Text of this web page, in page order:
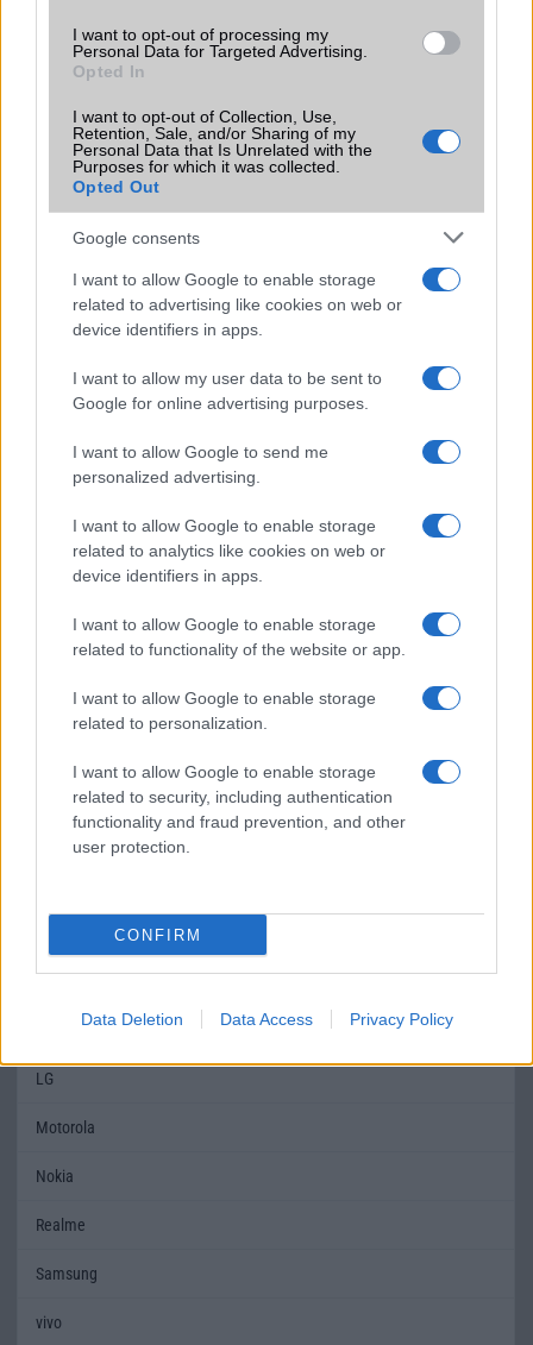
I want to opt-out of processing my
Personal Data for Targeted Advertising.
Opted In
I want to opt-out of Collection, Use,
Retention, Sale, and/or Sharing of my
Personal Data that Is Unrelated with the
Purposes for which it was collected.
Opted Out
Google consents
I want to allow Google to enable storage
related to advertising like cookies on web or
device identifiers in apps.
I want to allow my user data to be sent to
Google for online advertising purposes.
I want to allow Google to send me
personalized advertising.
I want to allow Google to enable storage
related to analytics like cookies on web or
device identifiers in apps.
I want to allow Google to enable storage
related to functionality of the website or app.
I want to allow Google to enable storage
related to personalization.
I want to allow Google to enable storage
related to security, including authentication
functionality and fraud prevention, and other
user protection.
CONFIRM
Data Deletion Data Access Privacy Policy
PowerPoint, PDF)
Iránytũ
Extrák Dolby mobile
EGYÉB
SIM típus nanoSIM
2
Flight mode Van
Terület Globális Globális
wireless charging.
Abban az esetben,
ha 2 SIM van, akkor 0
hely az NM
kártyának, mivel a 2.
kettõs funkciójú!
800 nits (normál),
1000 nits (csúcs)
Brand
Pro - emelt szintû és
felszereltségû
Pro - emelt szintû és
felszereltségû
Védelem IP68
Limited Edition Nincs
1,05 Nincs publikus adat!
Honor
Huawei
LG
Motorola
Nokia
Realme
Samsung
vivo